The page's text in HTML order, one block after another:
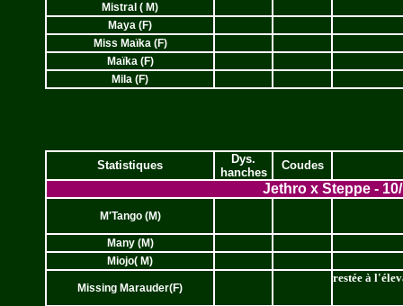
Mistral ( M)
Maya (F)
Miss Maïka (F)
Maïka (F)
Mila (F)
Statistiques
Dys.
hanches
Coudes
Jethro x Steppe -
M'Tango (M)
Many (M)
Miojo( M)
Missing Marauder(F)
restée à